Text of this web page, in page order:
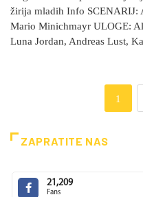
žirija mladih Info SCENARIJ:
Mario Minichmayr ULOGE:
Luna Jordan, Andreas Lust,
1
ZAPRATITE NAS
21,209
Fans